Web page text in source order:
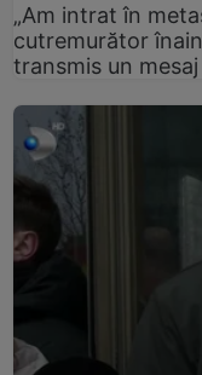
„Am intrat în
cutremurător
transmis un